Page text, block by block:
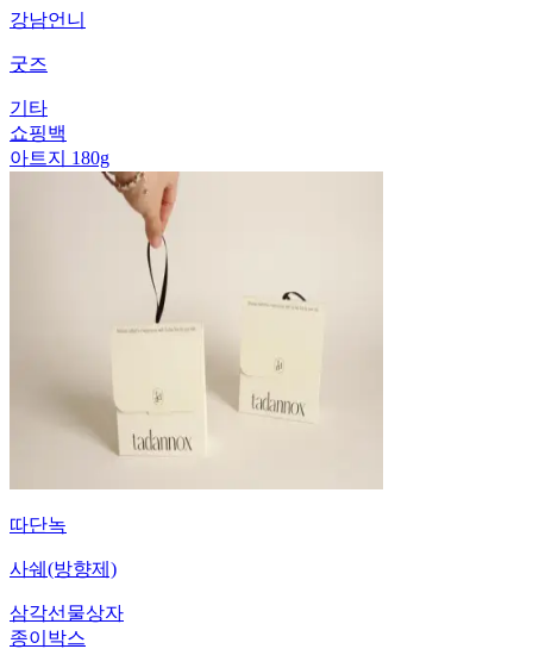
강남언니
굿즈
기타
쇼핑백
아트지 180g
따단녹
사쉐(방향제)
삼각선물상자
종이박스